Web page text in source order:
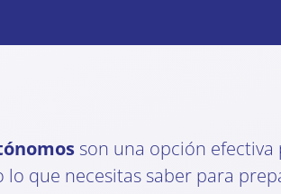
son una opción efectiva
que necesitas saber para